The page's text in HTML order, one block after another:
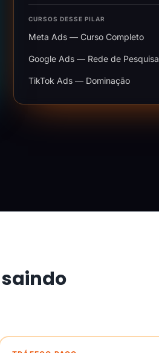
CURSOS DESSE PILAR
Meta Ads — Curso Completo
Google Ads — Rede de Pesquisa
TikTok Ads — Dominação